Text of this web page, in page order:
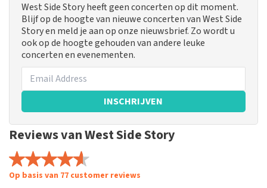
West Side Story heeft geen concerten op dit moment.
Blijf op de hoogte van nieuwe concerten van West Side
Story en meld je aan op onze nieuwsbrief. Zo wordt u
ook op de hoogte gehouden van andere leuke
concerten en evenementen.
INSCHRIJVEN
Reviews van West Side Story
Op basis van 77 customer reviews